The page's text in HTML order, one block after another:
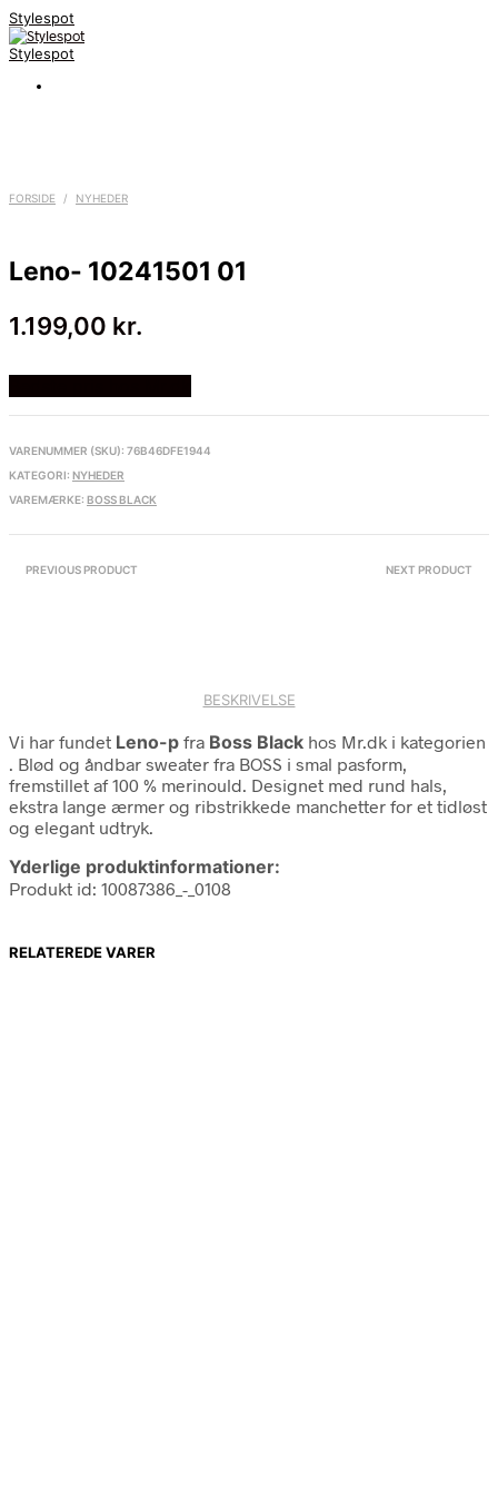
Stylespot
Stylespot
FORSIDE / NYHEDER
Leno- 10241501 01
1.199,00 kr.
VARENUMMER (SKU): 76B46DFE1944
KATEGORI: NYHEDER
VAREMÆRKE: BOSS BLACK
PREVIOUS PRODUCT NEXT PRODUCT
BESKRIVELSE
Vi har fundet Leno-p fra Boss Black hos Mr.dk i kategorien
. Blød og åndbar sweater fra BOSS i smal pasform,
fremstillet af 100 % merinould. Designet med rund hals,
ekstra lange ærmer og ribstrikkede manchetter for et tidløst
og elegant udtryk.
Yderlige produktinformationer:
Produkt id: 10087386_-_0108
RELATEREDE VARER